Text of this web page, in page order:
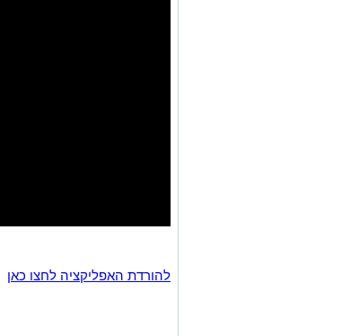
להורדת האפליקציה לחצו כאן